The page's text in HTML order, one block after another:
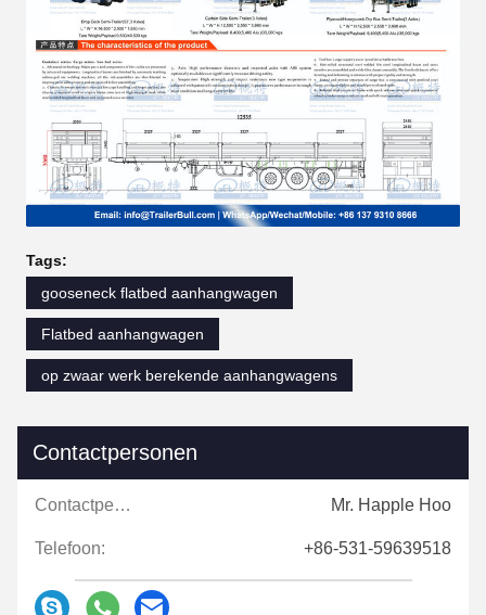
Tags:
gooseneck flatbed aanhangwagen
Flatbed aanhangwagen
op zwaar werk berekende aanhangwagens
Contactpersonen
Contactpersonen: Mr. Happle Hoo
Telefoon: +86-531-59639518